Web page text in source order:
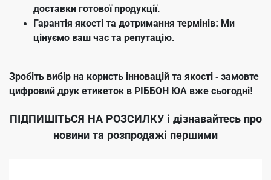
доставки готової продукції.
Гарантія якості та дотримання термінів: Ми
цінуємо ваш час та репутацію.
Зробіть вибір на користь інновацій та якості - замовте
цифровий друк етикеток в РІББОН ЮА вже сьогодні!
ПІДПИШІТЬСЯ НА РОЗСИЛКУі дізнавайтесь про
новини та розпродажі першими